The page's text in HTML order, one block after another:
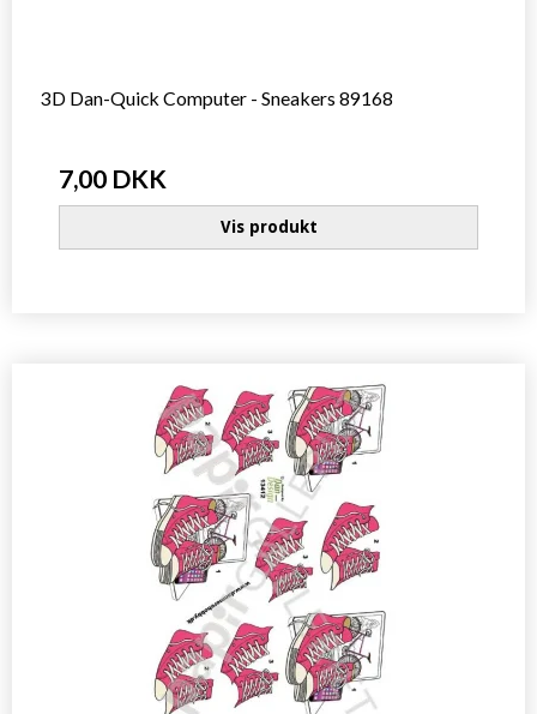
3D Dan-Quick Computer - Sneakers 89168
7,00 DKK
Vis produkt